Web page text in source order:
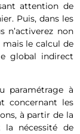
attention de
Puis, dans les
n’activerez non
mais le calcul de
global indirect
paramétrage à
concernant les
à partir de la
la nécessité de